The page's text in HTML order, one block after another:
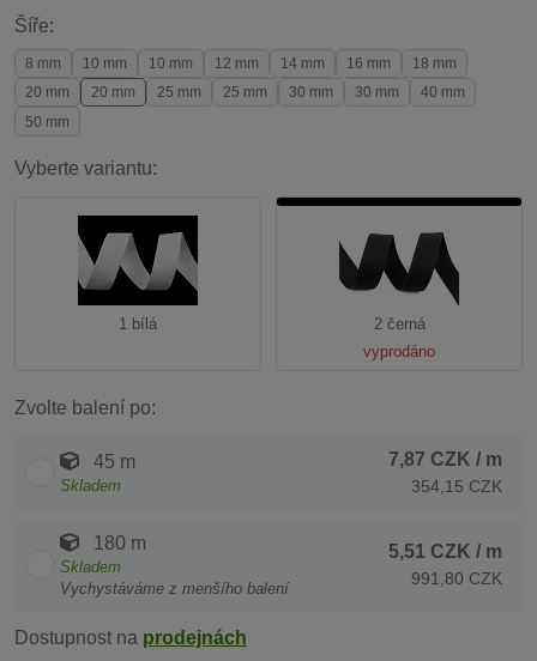
Šíře:
8 mm 10 mm 10 mm 12 mm 14 mm 16 mm
18 mm
20 mm
20 mm 25 mm 25 mm 30 mm 30 mm
40 mm
50 mm
Vyberte variantu:
1 bílá
2 černá
vyprodáno
Zvolte balení po:
45 m
Skladem
7,87 CZK / m
354,15 CZK
180 m
Skladem
Vychystáváme z menšího balení
5,51 CZK / m
991,80 CZK
Dostupnost na prodejnách